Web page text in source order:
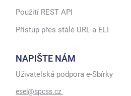
Použití REST API
Přístup přes stálé URL a ELI
NAPIŠTE NÁM
Uživatelská podpora e-Sbírky
esel@spcss.cz